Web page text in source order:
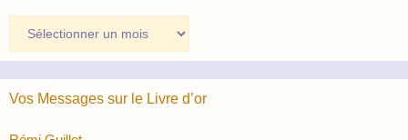
des
Publications
Vos Messages sur le Livre d’or